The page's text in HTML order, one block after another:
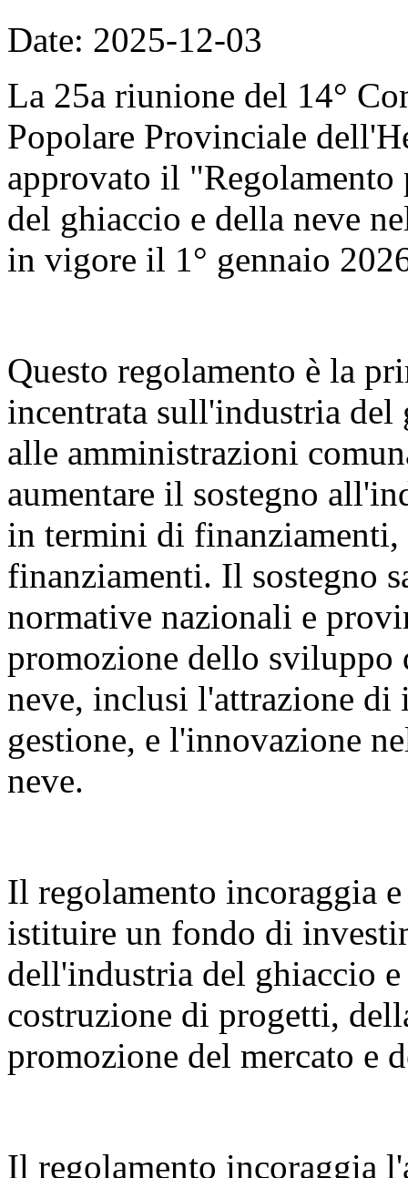
Date: 2025-12-03
La 25a riunione del 14°
Popolare Provinciale
approvato il
del ghiaccio e della neve
in vigore il 1° gennaio
Questo regolamento è la
incentrata sull'industria del
alle amministrazioni
aumentare il sostegno
in termini di finanziamenti,
finanziamenti. Il sostegno
normative nazionali e
promozione dello sviluppo
neve, inclusi l'attrazione di
gestione, e l'innovazione
neve.
Il regolamento incoraggia
istituire un fondo di
dell'industria del ghiaccio
costruzione di progetti,
promozione del mercato e
Il regolamento incoraggia